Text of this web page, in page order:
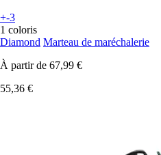
+-3
1 coloris
Diamond Marteau de maréchalerie
À partir de 67,99 €
55,36 €